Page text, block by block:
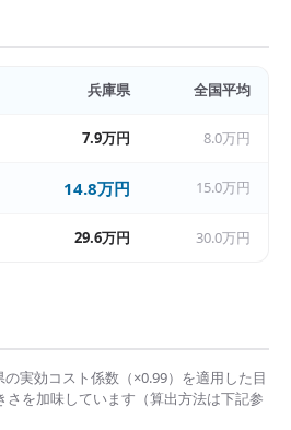
兵庫県 全国平均
7.9万円 8.0万円
14.8万円 15.0万円
29.6万円 30.0万円
の実効コスト係数（×0.99）を適用した目
を加味しています（算出方法は下記参